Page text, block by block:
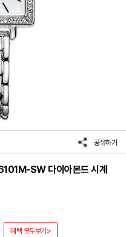
공유하기
SW 다이아몬드 시계
혜택 모두보기>